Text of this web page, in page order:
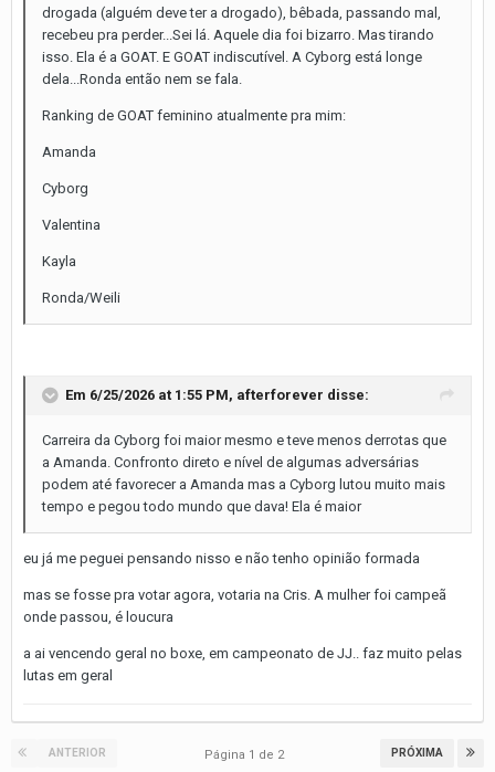
drogada (alguém deve ter a drogado), bêbada, passando mal,
recebeu pra perder...Sei lá. Aquele dia foi bizarro. Mas tirando
isso. Ela é a GOAT. E GOAT indiscutível. A Cyborg está longe
dela...Ronda então nem se fala.
Ranking de GOAT feminino atualmente pra mim:
Amanda
Cyborg
Valentina
Kayla
Ronda/Weili
Em 6/25/2026 at 1:55 PM, afterforever disse:
Carreira da Cyborg foi maior mesmo e teve menos derrotas que
a Amanda. Confronto direto e nível de algumas adversárias
podem até favorecer a Amanda mas a Cyborg lutou muito mais
tempo e pegou todo mundo que dava! Ela é maior
eu já me peguei pensando nisso e não tenho opinião formada
mas se fosse pra votar agora, votaria na Cris. A mulher foi campeã
onde passou, é loucura
a ai vencendo geral no boxe, em campeonato de JJ.. faz muito pelas
lutas em geral
ANTERIOR PRÓXIMA
Página 1 de 2